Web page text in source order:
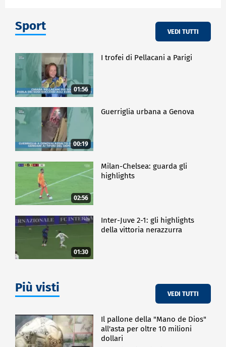
Sport VEDI TUTTI
01:56
I trofei di Pellacani a Parigi
00:19
Guerriglia urbana a Genova
02:56
Milan-Chelsea: guarda gli
highlights
01:30
Inter-Juve 2-1: gli highlights
della vittoria nerazzurra
Più visti VEDI TUTTI
Il pallone della "Mano de Dios"
all'asta per oltre 10 milioni
dollari